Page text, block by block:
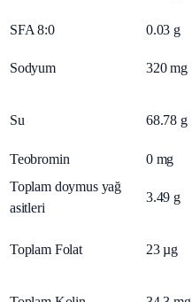
SFA 8:0 0.03 g
Sodyum 320 mg
Su 68.78 g
Teobromin 0 mg
Toplam doymus yağ
asitleri
3.49 g
Toplam Folat 23 µg